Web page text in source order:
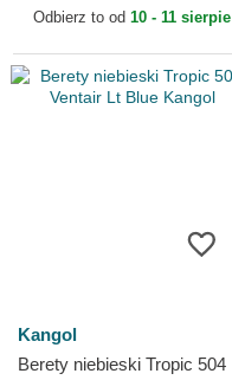
Odbierz to od 10 - 11 sierpie
Kangol
Berety niebieski Tropic 504